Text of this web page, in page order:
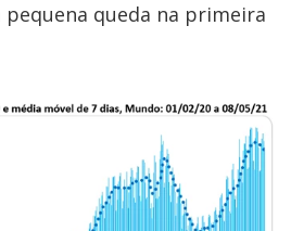
queda na primeira